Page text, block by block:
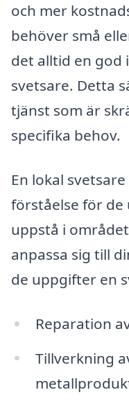
och mer
behöver små
det alltid en god
svetsare. Detta
tjänst som är
specifika behov.
En lokal
förståelse för de
uppstå i
anpassa sig till
de uppgifter en
Reparation
Tillverkning